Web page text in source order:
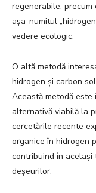
regenerabile,
așa-numitul
vedere ecologic.
O altă metodă
hidrogen și carbon
Această metodă este
alternativă viabilă la
cercetările recente
organice în hidrogen
contribuind în
deșeurilor.